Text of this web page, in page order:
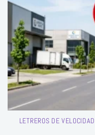
LETREROS DE